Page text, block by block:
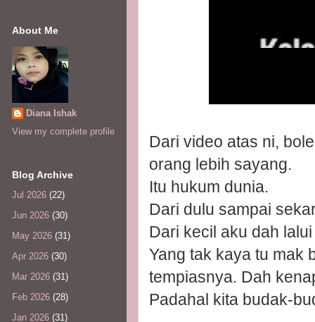
Dari video atas ni,
orang lebih sayang.
Itu hukum dunia.
Dari dulu sampai
Dari kecil aku dah
Yang tak kaya tu mak
tempiasnya. Dah
Padahal kita budak-
About Me
Diana Ishak
View my complete profile
Blog Archive
Jul 2026 (22)
Jun 2026 (30)
May 2026 (31)
Apr 2026 (30)
Mar 2026 (31)
Feb 2026 (28)
Jan 2026 (31)